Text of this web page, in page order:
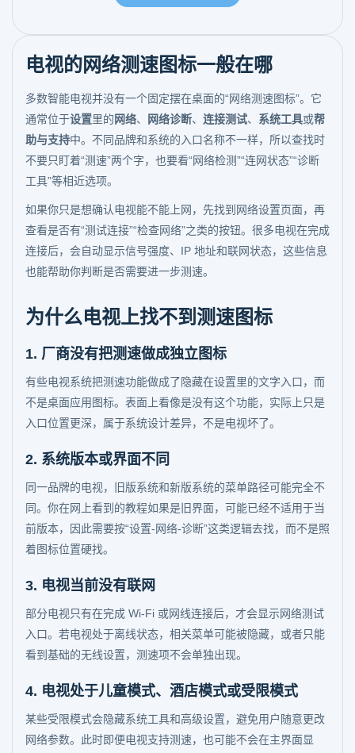
电视的网络测速图标一般在哪
多数智能电视并没有一个固定摆在桌面的“网络测速图标”。它
通常位于设置里的 网络、 网络诊断、 连接测试、 系统工具或帮
助与支持中。不同品牌和系统的入口名称不一样，所以查找时
不要只盯着“测速”两个字，也要看“网络检测”“连网状态”“诊断
工具”等相近选项。
如果你只是想确认电视能不能上网，先找到网络设置页面，再
查看是否有“测试连接”“检查网络”之类的按钮。很多电视在完成
连接后，会自动显示信号强度、IP 地址和联网状态，这些信息
也能帮助你判断是否需要进一步测速。
为什么电视上找不到测速图标
1. 厂商没有把测速做成独立图标
有些电视系统把测速功能做成了隐藏在设置里的文字入口，而
不是桌面应用图标。表面上看像是没有这个功能，实际上只是
入口位置更深，属于系统设计差异，不是电视坏了。
2. 系统版本或界面不同
同一品牌的电视，旧版系统和新版系统的菜单路径可能完全不
同。你在网上看到的教程如果是旧界面，可能已经不适用于当
前版本，因此需要按“设置-网络-诊断”这类逻辑去找，而不是照
着图标位置硬找。
3. 电视当前没有联网
部分电视只有在完成 Wi-Fi 或网线连接后，才会显示网络测试
入口。若电视处于离线状态，相关菜单可能被隐藏，或者只能
看到基础的无线设置，测速项不会单独出现。
4. 电视处于儿童模式、酒店模式或受限模式
某些受限模式会隐藏系统工具和高级设置，避免用户随意更改
网络参数。此时即便电视支持测速，也可能不会在主界面显